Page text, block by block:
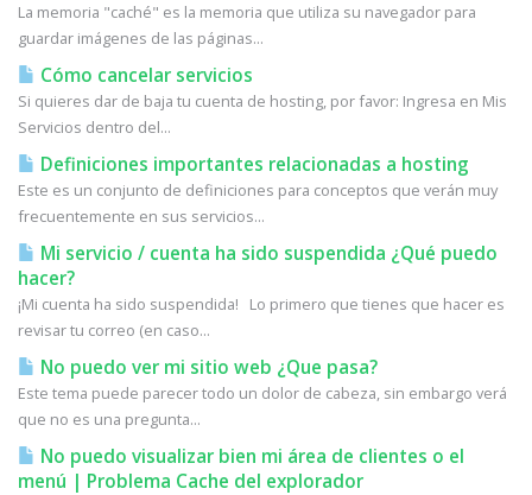
La memoria "caché" es la memoria que utiliza su navegador para
guardar imágenes de las páginas...
Cómo cancelar servicios
Si quieres dar de baja tu cuenta de hosting, por favor: Ingresa en Mis
Servicios dentro del...
Definiciones importantes relacionadas a hosting
Este es un conjunto de definiciones para conceptos que verán muy
frecuentemente en sus servicios...
Mi servicio / cuenta ha sido suspendida ¿Qué puedo
hacer?
¡Mi cuenta ha sido suspendida! Lo primero que tienes que hacer es
revisar tu correo (en caso...
No puedo ver mi sitio web ¿Que pasa?
Este tema puede parecer todo un dolor de cabeza, sin embargo verá
que no es una pregunta...
No puedo visualizar bien mi área de clientes o el
menú | Problema Cache del explorador